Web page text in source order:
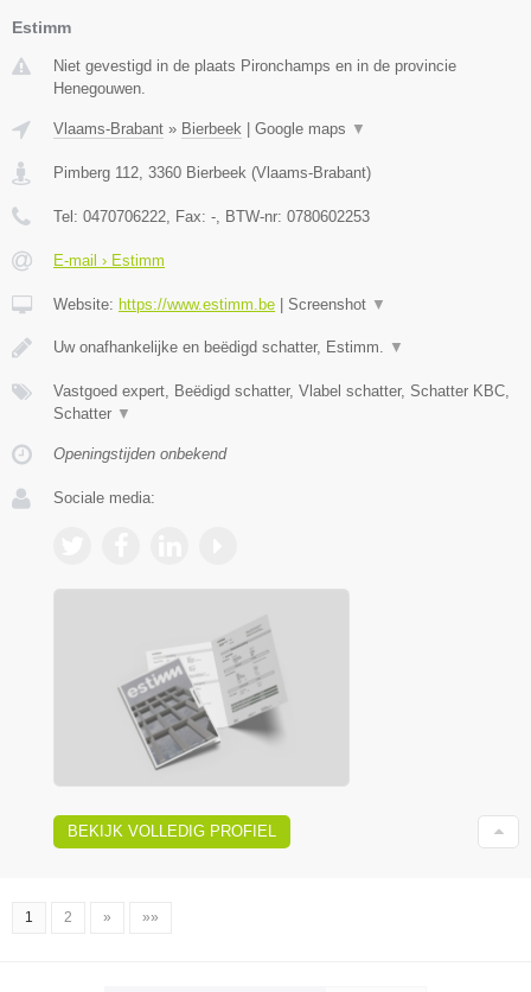
Estimm
Niet gevestigd in de plaats Pironchamps en in de provincie
Henegouwen.
Vlaams-Brabant » Bierbeek Google maps ▼
Pimberg 112 3360 Bierbeek (Vlaams-Brabant)
Tel: 0470706222 , Fax: - , BTW-nr: 0780602253
E-mail › Estimm
Website: https://www.estimm.be Screenshot ▼
Uw onafhankelijke en beëdigd schatter, Estimm. ▼
Vastgoed expert, Beëdigd schatter, Vlabel schatter, Schatter KBC,
Schatter ▼
Openingstijden onbekend
Sociale media:
BEKIJK VOLLEDIG PROFIEL
1 2 » »»